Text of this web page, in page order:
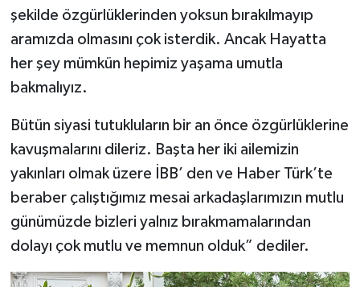
şekilde özgürlüklerinden yoksun bırakılmayıp
aramızda olmasını çok isterdik. Ancak Hayatta
her şey mümkün hepimiz yaşama umutla
bakmalıyız.
Bütün siyasi tutukluların bir an önce özgürlüklerine
kavuşmalarını dileriz. Başta her iki ailemizin
yakınları olmak üzere İBB’ den ve Haber Türk’te
beraber çalıştığımız mesai arkadaşlarımızın mutlu
günümüzde bizleri yalnız bırakmamalarından
dolayı çok mutlu ve memnun olduk” dediler.